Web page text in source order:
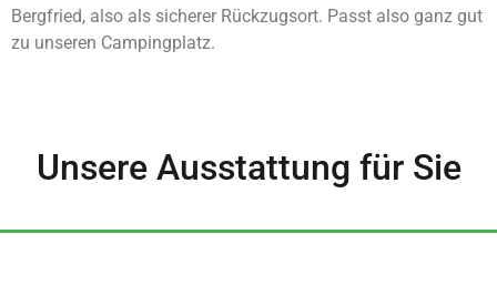
Bergfried, also als sicherer Rückzugsort. Passt also ganz gut
zu unseren Campingplatz.
Unsere Ausstattung für Sie